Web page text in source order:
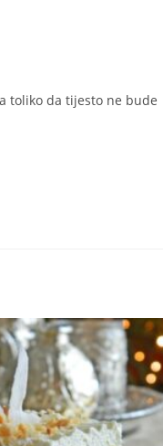
toliko da tijesto ne bude